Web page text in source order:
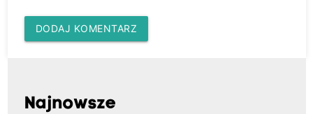
DODAJ KOMENTARZ
Najnowsze